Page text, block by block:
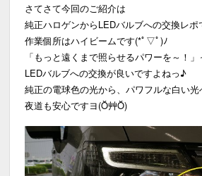
さてさて今回のご紹介は
純正ハロゲンからLEDバルブへの交換レポ
作業個所はハイビームです(*ﾟ▽ﾟ)ﾉ
「もっと遠くまで照らせるパワーを～！
LEDバルブへの交換が良いですよねっ♪
純正の電球色の光から、パワフルな白い光
夜道も安心ですヨ(Ŏ艸Ŏ)